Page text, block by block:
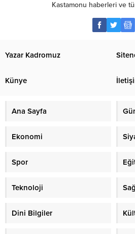
Kastamonu haberleri ve
Yazar Kadromuz
Künye
Ana Sayfa
Ekonomi
Spor
Teknoloji
Dini Bilgiler